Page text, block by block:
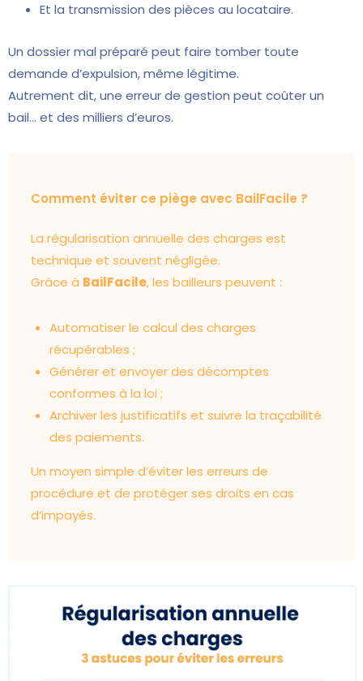
Et la transmission des pièces au locataire.
Un dossier mal préparé peut faire tomber toute
demande d’expulsion, même légitime.
Autrement dit, une erreur de gestion peut coûter un
bail… et des milliers d’euros.
Comment éviter ce piège avec BailFacile ?
La régularisation annuelle des charges est
technique et souvent négligée.
Grâce à BailFacile, les bailleurs peuvent :
Automatiser le calcul des charges
récupérables ;
Générer et envoyer des décomptes
conformes à la loi ;
Archiver les justificatifs et suivre la traçabilité
des paiements.
Un moyen simple d’éviter les erreurs de
procédure et de protéger ses droits en cas
d’impayés.